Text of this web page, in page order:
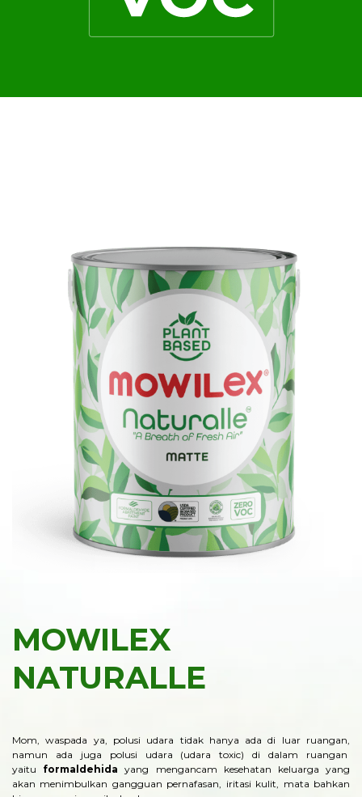
MOWILEX
NATURALLE
Mom, waspada ya, polusi udara tidak hanya ada di luar ruangan,
namun ada juga polusi udara (udara toxic) di dalam ruangan
yaitu formaldehidayang mengancam kesehatan keluarga yang
akan menimbulkan gangguan pernafasan, iritasi kulit, mata bahkan